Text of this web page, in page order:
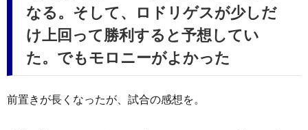
なる。そして、ロドリゲスが少しだ
け上回って勝利すると予想してい
た。でもモロニーがよかった
前置きが長くなったが、試合の感想を。